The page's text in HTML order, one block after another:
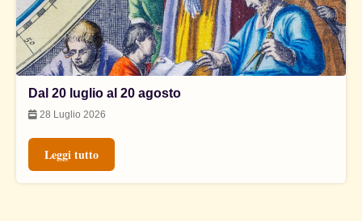
Dal 20 luglio al 20 agosto
28 Luglio 2026
Leggi tutto